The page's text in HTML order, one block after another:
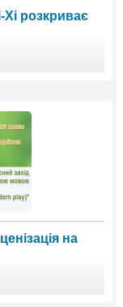
Хі розкриває
на